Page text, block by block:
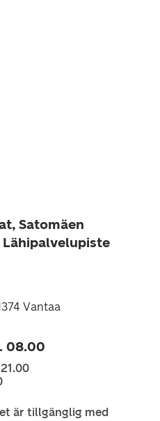
Satomäen
Vantaa
08.00
är tillgänglig med